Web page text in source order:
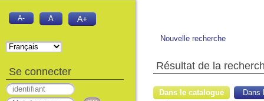
Nouvelle recherche
Résultat de la
Dans le catalogue
Dans
A- A A+
Se connecter